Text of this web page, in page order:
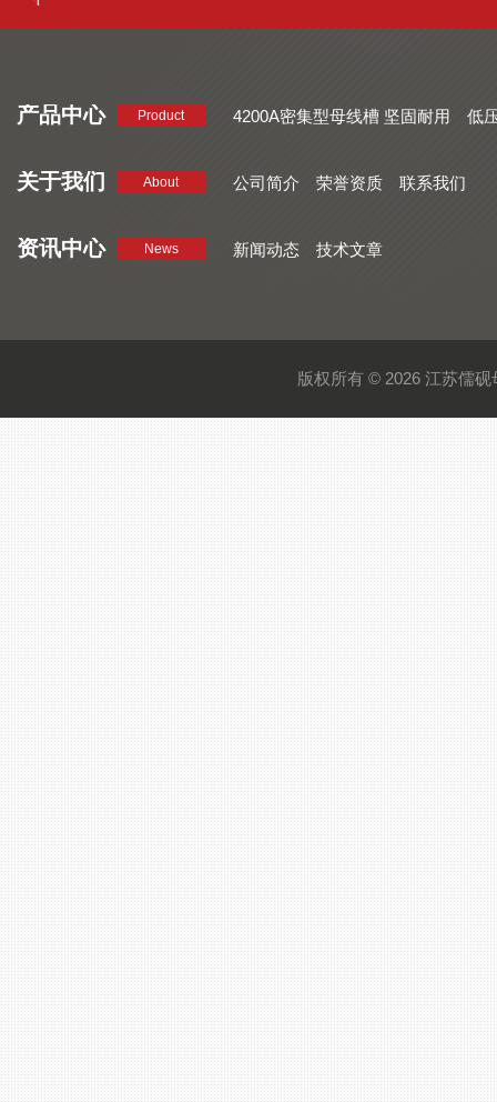
产品中心 Product 4200A密集型母线槽 坚固耐用
低
关于我们 About 公司简介 荣誉资质 联系我们
资讯中心 News 新闻动态 技术文章
版权所有 © 2026 江苏儒